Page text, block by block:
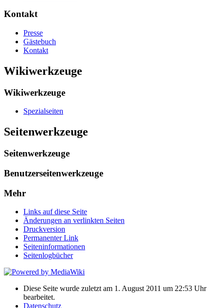
Kontakt
Presse
Gästebuch
Kontakt
Wikiwerkzeuge
Wikiwerkzeuge
Spezialseiten
Seitenwerkzeuge
Seitenwerkzeuge
Benutzerseitenwerkzeuge
Mehr
Links auf diese Seite
Änderungen an verlinkten Seiten
Druckversion
Permanenter Link
Seiten­informationen
Seitenlogbücher
Diese Seite wurde zuletzt am 1. August 2011 um 22:53 Uhr
bearbeitet.
Datenschutz